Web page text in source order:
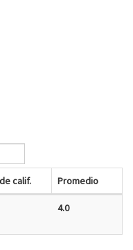
calif. Promedio
4.0